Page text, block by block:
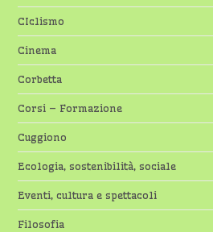
CIclismo
Cinema
Corbetta
Corsi – Formazione
Cuggiono
Ecologia, sostenibilità, sociale
Eventi, cultura e spettacoli
Filosofia